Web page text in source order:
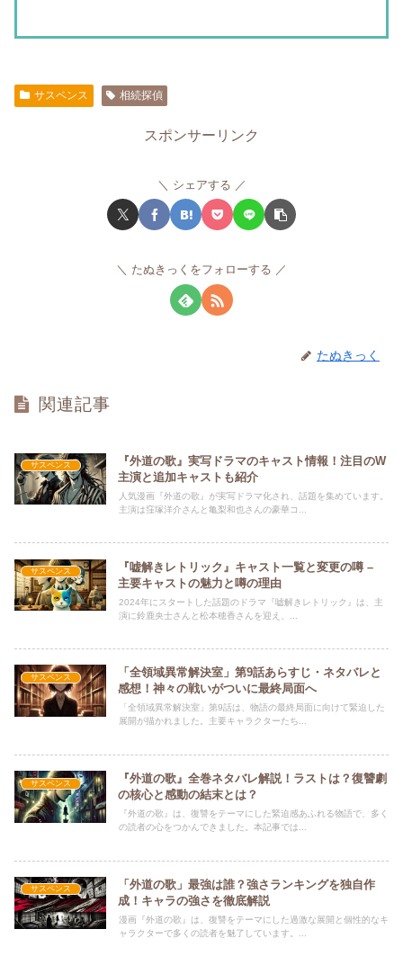
サスペンス 相続探偵
スポンサーリンク
シェアする
たぬきっくをフォローする
たぬきっく
関連記事
サスペンス
『外道の歌』実写ドラマのキャスト情報！注目のW
主演と追加キャストも紹介
人気漫画『外道の歌』が実写ドラマ化され、話題を集めています。
主演は窪塚洋介さんと亀梨和也さんの豪華コ...
サスペンス
『嘘解きレトリック』キャスト一覧と変更の噂 –
主要キャストの魅力と噂の理由
2024年にスタートした話題のドラマ『嘘解きレトリック』は、主
演に鈴鹿央士さんと松本穂香さんを迎え、...
サスペンス
「全領域異常解決室」第9話あらすじ・ネタバレと
感想！神々の戦いがついに最終局面へ
「全領域異常解決室」第9話は、物語の最終局面に向けて緊迫した
展開が描かれました。主要キャラクターたち...
サスペンス
『外道の歌』全巻ネタバレ解説！ラストは？復讐劇
の核心と感動の結末とは？
『外道の歌』は、復讐をテーマにした緊迫感あふれる物語で、多く
の読者の心をつかんできました。本記事では...
サスペンス
「外道の歌」最強は誰？強さランキングを独自作
成！キャラの強さを徹底解説
漫画『外道の歌』は、復讐をテーマにした過激な展開と個性的なキ
ャラクターで多くの読者を魅了しています。...